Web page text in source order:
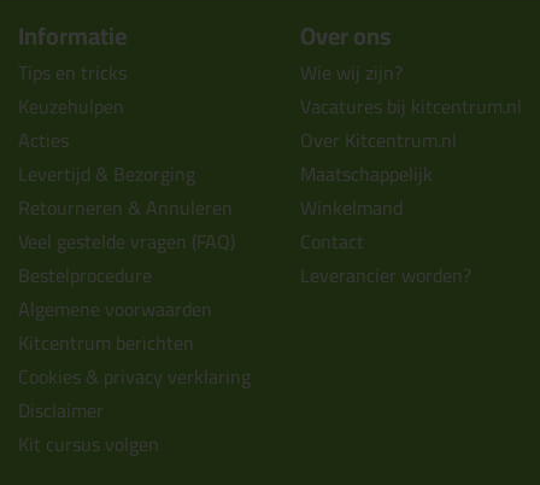
Informatie
Tips en tricks
Keuzehulpen
Acties
Levertijd & Bezorging
Retourneren & Annuleren
Veel gestelde vragen (FAQ)
Bestelprocedure
Algemene voorwaarden
Kitcentrum berichten
Cookies & privacy verklaring
Disclaimer
Kit cursus volgen
Over ons
Wie wij zijn?
Vacatures bij kitcentrum.nl
Over Kitcentrum.nl
Maatschappelijk
Winkelmand
Contact
Leverancier worden?